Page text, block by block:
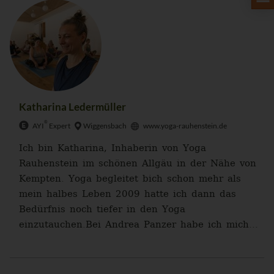
Katharina Ledermüller
AYI Expert Wiggensbach www.yoga-rauhenstein.de
Ich bin Katharina, Inhaberin von Yoga
Rauhenstein im schönen Allgäu in der Nähe von
Kempten. Yoga begleitet bich schon mehr als
mein halbes Leben 2009 hatte ich dann das
Bedürfnis noch tiefer in den Yoga
einzutauchen.Bei Andrea Panzer habe ich mich...